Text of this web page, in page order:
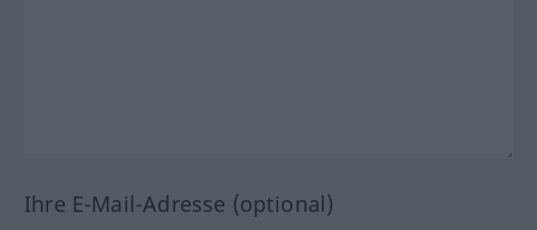
Ihre E-Mail-Adresse (optional)